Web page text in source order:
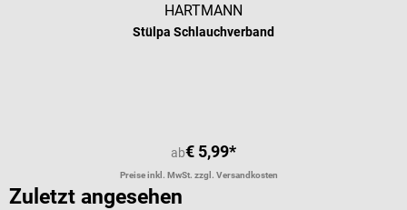
HARTMANN
Stülpa Schlauchverband
ab€ 5,99*
Preise inkl. MwSt. zzgl. Versandkosten
Zuletzt angesehen